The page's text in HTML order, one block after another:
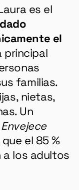
es el
el
principal
familias.
nietas,
Un
el 85 %
a los adultos